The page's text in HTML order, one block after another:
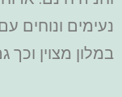
נעימים ונוחים
במלון מצוין וכך